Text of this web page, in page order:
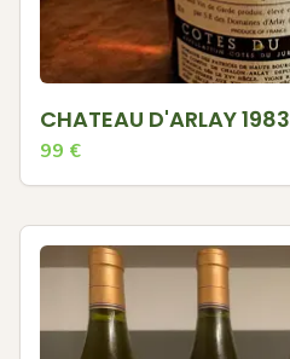
CHATEAU D'ARLAY 1983
99 €